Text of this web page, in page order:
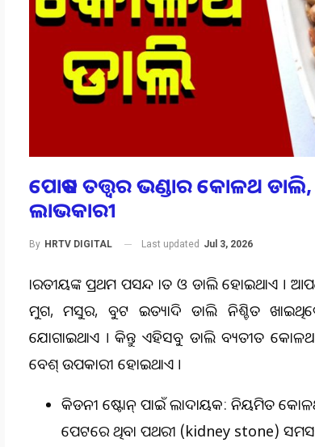
ପୋଷକ ତତ୍ତ୍ବର ଭଣ୍ଡାର କୋଳଥ
ଲାଭକାରୀ
By HRTV DIGITAL Last updated Jul 3, 2026
ଭାରତୀୟଙ୍କ ପ୍ରଥମ ପସନ୍ଦ ଭାତ ଓ ଡାଲି ହୋଇଥାଏ ।
ମୁଗ, ମସୁର, ବୁଟ ଇତ୍ୟାଦି ଡାଲି ନିଶ୍ଚିତ
ଯୋଗାଇଥାଏ । କିନ୍ତୁ ଏହିସବୁ ଡାଲି ବ୍ୟତୀତ କୋଳଥ
ବେଶ୍‌ ଉପକାରୀ ହୋଇଥାଏ ।
କିଡନୀ ଷ୍ଟୋନ୍‌ ପାଇଁ ଲାଭଦାୟକ: ନିୟମିତ କୋଳଥ
ପେଟରେ ଥିବା ପଥରୀ (kidney stone)